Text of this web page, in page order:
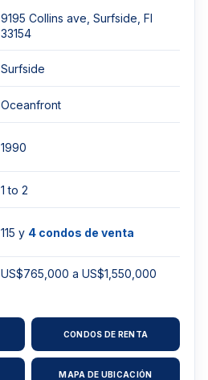
9195 Collins ave, Surfside, Fl
33154
Surfside
Oceanfront
1990
1 to 2
115 y 4 condos de venta
US$765,000 a US$1,550,000
CONDOS DE RENTA
MAPA DE UBICACIÓN